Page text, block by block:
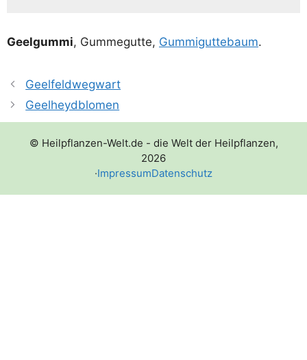
Geel­gum­mi, Gum­me­gut­te, Gum­mi­gut­te­baum.
Geelfeldwegwart
Geelheydblomen
© Heilpflanzen-Welt.de - die Welt der Heilpflanzen,
2026
·ImpressumDatenschutz